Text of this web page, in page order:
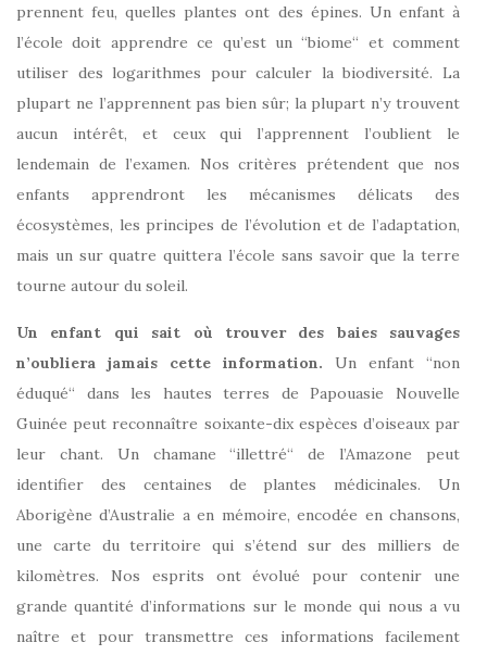
prennent feu, quelles plantes ont des épines. Un enfant à
l’école doit apprendre ce qu’est un “biome“ et comment
utiliser des logarithmes pour calculer la biodiversité. La
plupart ne l’apprennent pas bien sûr; la plupart n’y trouvent
aucun intérêt, et ceux qui l’apprennent l’oublient le
lendemain de l’examen. Nos critères prétendent que nos
enfants apprendront les mécanismes délicats des
écosystèmes, les principes de l’évolution et de l’adaptation,
mais un sur quatre quittera l’école sans savoir que la terre
tourne autour du soleil.
Un enfant qui sait où trouver des baies sauvages
n’oubliera jamais cette information. Un enfant “non
éduqué“ dans les hautes terres de Papouasie Nouvelle
Guinée peut reconnaître soixante-dix espèces d’oiseaux par
leur chant. Un chamane “illettré“ de l’Amazone peut
identifier des centaines de plantes médicinales. Un
Aborigène d’Australie a en mémoire, encodée en chansons,
une carte du territoire qui s’étend sur des milliers de
kilomètres. Nos esprits ont évolué pour contenir une
grande quantité d’informations sur le monde qui nous a vu
naître et pour transmettre ces informations facilement